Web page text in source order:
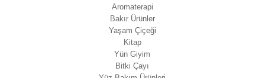
Aromaterapi
Bakır Ürünler
Yaşam Çiçeği
Kitap
Yün Giyim
Bitki Çayı